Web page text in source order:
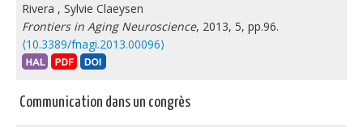
Rivera , Sylvie Claeysen
Frontiers in Aging Neuroscience, 2013, 5, pp.96.
⟨10.3389/fnagi.2013.00096⟩
Communication dans un congrès